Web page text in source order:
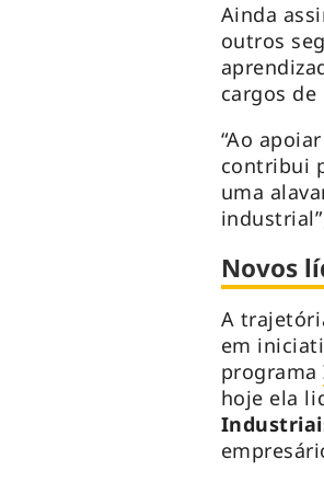
Ainda
outros
cargos
“Ao
contribui
uma
Novos
A
em
programa
hoje ela